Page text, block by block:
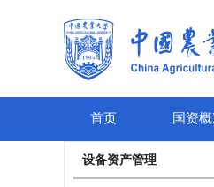
首页 国资
设备资产管理